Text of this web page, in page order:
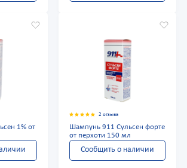
1% от
2 отзыва
Шампунь 911 Сульсен форте
от перхоти 150 мл
Сообщить о наличии